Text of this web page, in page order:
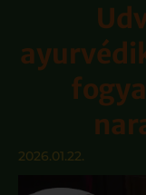
2026.01.22.